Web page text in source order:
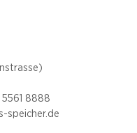
561 8888
speicher.de